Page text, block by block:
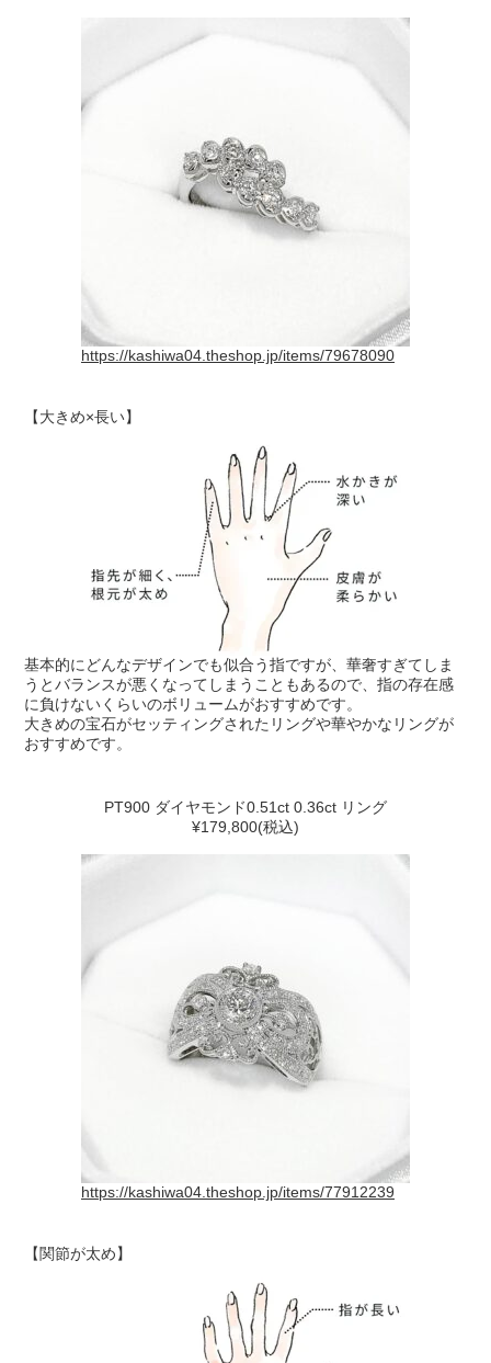
https://kashiwa04.theshop.jp/items/79678090
【大きめ×長い】
基本的にどんなデザインでも似合う指ですが、華奢すぎてしま
うとバランスが悪くなってしまうこともあるので、指の存在感
に負けないくらいのボリュームがおすすめです。
大きめの宝石がセッティングされたリングや華やかなリングが
おすすめです。
PT900 ダイヤモンド0.51ct 0.36ct リング
¥179,800(税込)
https://kashiwa04.theshop.jp/items/77912239
【関節が太め】